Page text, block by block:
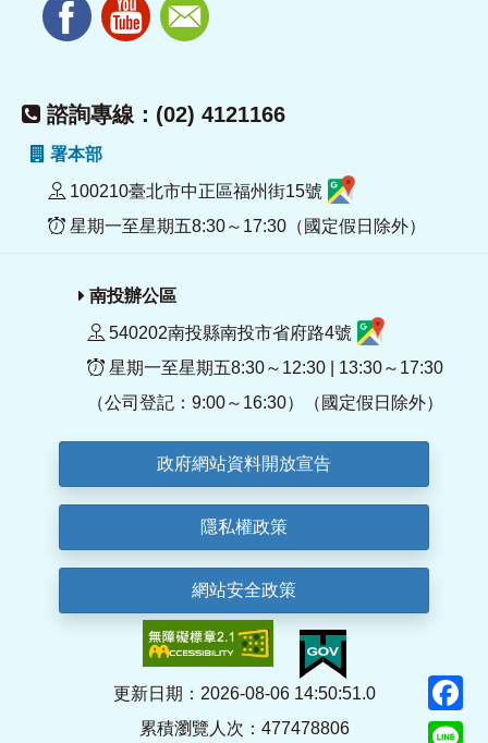
諮詢專線：(02) 4121166
署本部
100210臺北市中正區福州街15號
星期一至星期五8:30～17:30（國定假日除外）
南投辦公區
540202南投縣南投市省府路4號
星期一至星期五8:30～12:30 | 13:30～17:30
（公司登記：9:00～16:30）（國定假日除外）
政府網站資料開放宣告
隱私權政策
網站安全政策
更新日期：2026-08-06 14:50:51.0
累積瀏覽人次：477478806